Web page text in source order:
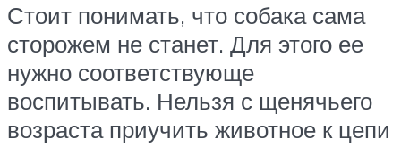
Стоит понимать, что собака сама
сторожем не станет. Для этого ее
нужно соответствующе
воспитывать. Нельзя с щенячьего
возраста приучить животное к цепи